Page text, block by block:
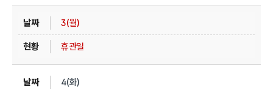
3(월)
휴관일
4(화)